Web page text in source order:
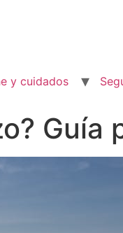
y cuidados
Guía